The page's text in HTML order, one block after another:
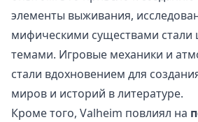
элементы выживания,
мифическими существами
темами. Игровые механики и
стали вдохновением для
миров и историй в литературе.
Кроме того, Valheim повлиял на